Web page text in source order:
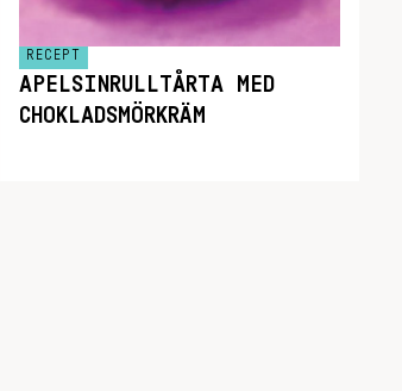
RECEPT
APELSINRULLTÅRTA MED
CHOKLADSMÖRKRÄM